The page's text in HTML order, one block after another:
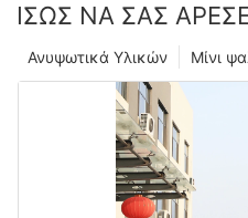
ΊΣΩΣ ΝΑ ΣΑΣ
Μίνι
Ανυψωτικά Υλικών